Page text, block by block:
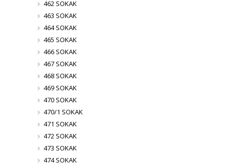
462 SOKAK
463 SOKAK
464 SOKAK
465 SOKAK
466 SOKAK
467 SOKAK
468 SOKAK
469 SOKAK
470 SOKAK
470/1 SOKAK
471 SOKAK
472 SOKAK
473 SOKAK
474 SOKAK